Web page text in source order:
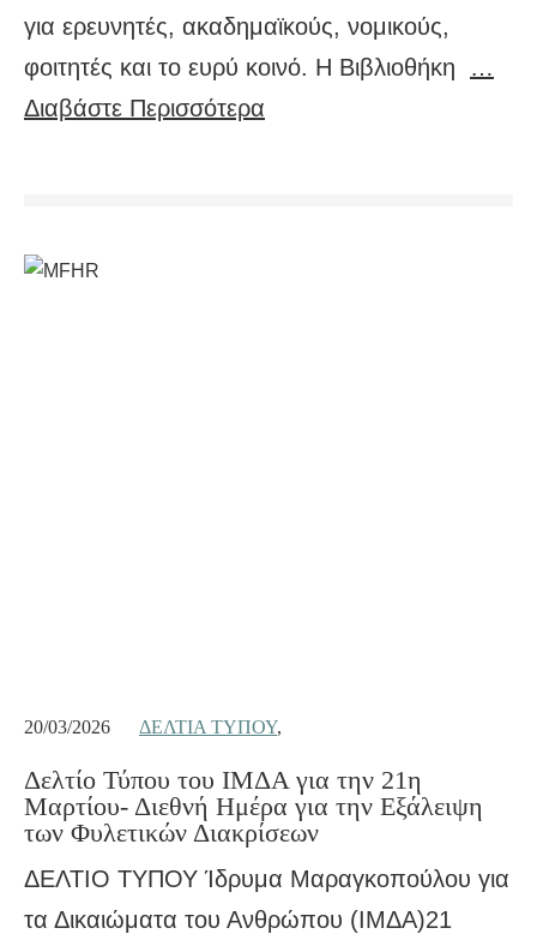
για ερευνητές, ακαδημαϊκούς, νομικούς,
φοιτητές και το ευρύ κοινό. Η Βιβλιοθήκη …
Διαβάστε Περισσότερα
20/03/2026 ΔΕΛΤΊΑ ΤΎΠΟΥ,
Δελτίο Τύπου του ΙΜΔΑ για την 21η
Μαρτίου- Διεθνή Ημέρα για την Εξάλειψη
των Φυλετικών Διακρίσεων
ΔΕΛΤΙΟ ΤΥΠΟΥ Ίδρυμα Μαραγκοπούλου για
τα Δικαιώματα του Ανθρώπου (ΙΜΔΑ)21